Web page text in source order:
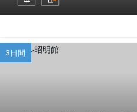
3日間